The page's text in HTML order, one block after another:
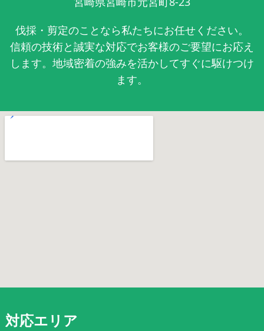
伐採・剪定のことなら私たちにお任せください。
信頼の技術と誠実な対応でお客様のご要望にお応え
します。地域密着の強みを活かしてすぐに駆けつけ
ます。
対応エリア